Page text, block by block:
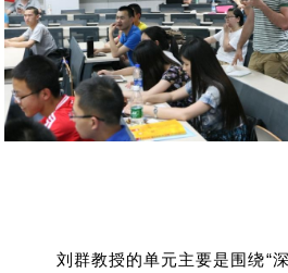
刘群教授的单元主要是围绕“